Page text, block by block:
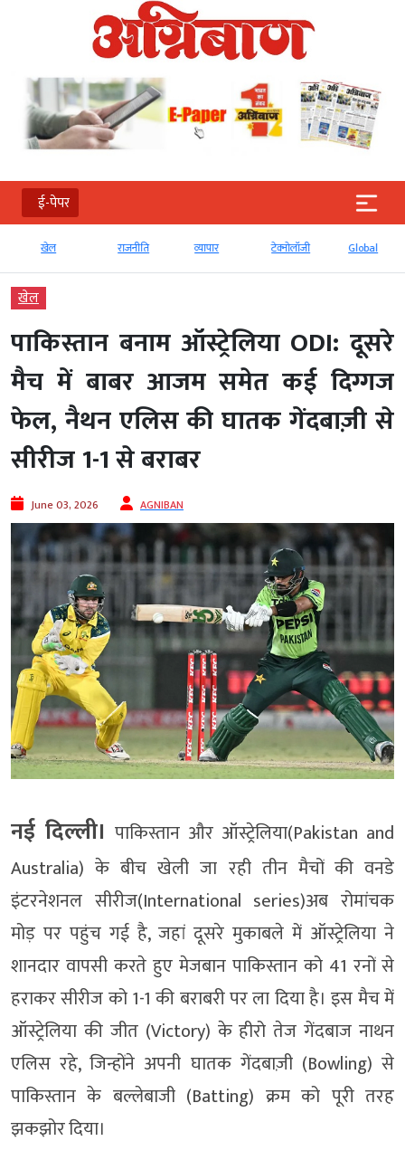
ई-पेपर
राजनीति व्‍यापार टेक्‍नोलॉजी Global
खेल
पाकिस्तान बनाम ऑस्ट्रेलिया ODI: दूसरे
मैच में बाबर आजम समेत कई दिग्गज
फेल, नैथन एलिस की घातक गेंदबाज़ी से
सीरीज 1-1 से बराबर
June 03, 2026 AGNIBAN
नई दिल्ली। पाकिस्तान और ऑस्ट्रेलिया(Pakistan and
Australia) के बीच खेली जा रही तीन मैचों की वनडे
इंटरनेशनल सीरीज(International series)अब रोमांचक
मोड़ पर पहुंच गई है, जहां दूसरे मुकाबले में ऑस्ट्रेलिया ने
शानदार वापसी करते हुए मेजबान पाकिस्तान को 41 रनों से
हराकर सीरीज को 1-1 की बराबरी पर ला दिया है। इस मैच में
ऑस्ट्रेलिया की जीत (Victory) के हीरो तेज गेंदबाज नाथन
एलिस रहे, जिन्होंने अपनी घातक गेंदबाज़ी (Bowling) से
पाकिस्तान के बल्लेबाजी (Batting) क्रम को पूरी तरह
झकझोर दिया।